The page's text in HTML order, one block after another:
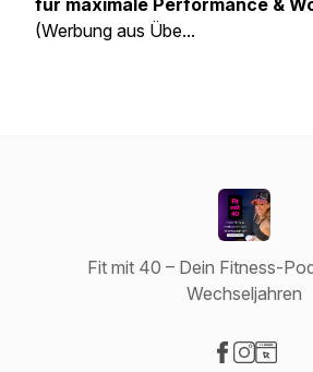
für maximale Performance &
(Werbung aus Übe...
Fit mit 40 – Dein Fitness-
Wechseljahren